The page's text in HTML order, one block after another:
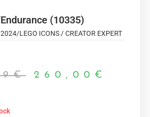
(10335)
2024/LEGO ICONS / CREATOR EXPERT
€ 260,00 €